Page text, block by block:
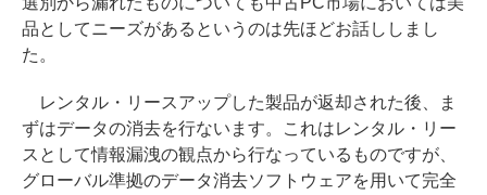
品としてニーズがあるというのは先ほどお話ししまし
た。
レンタル・リースアップした製品が返却された後、ま
ずはデータの消去を行ないます。これはレンタル・リー
スとして情報漏洩の観点から行なっているものですが、
グローバル準拠のデータ消去ソフトウェアを用いて完全